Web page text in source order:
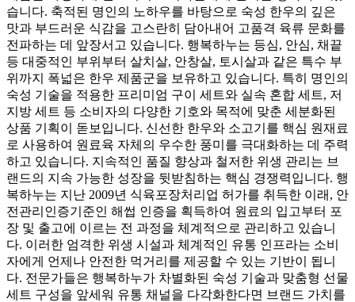
습니다. 축적된 명인의 노하우를 바탕으로 숙성 한우의 깊은
맛과 부드러운 식감을 고스란히 담아내어 고품격 육류 문화를
전파하는 데 앞장서고 있습니다. 행복하누는 등심, 안심, 채끝
등 대중적인 부위부터 살치살, 안창살, 토시살과 같은 특수 부
위까지 폭넓은 한우 제품군을 보유하고 있습니다. 특히 명인의
숙성 기술을 적용한 프리미엄 구이 세트와 실속 혼합 세트, 저
지방 세트 등 소비자의 다양한 기호와 목적에 맞춘 세분화된
상품 기획이 돋보입니다. 신선한 한우와 소고기를 핵심 원재료
로 사용하여 원료육 자체의 우수한 풍미를 극대화하는 데 주력
하고 있습니다. 지속적인 품질 향상과 철저한 위생 관리는 브
랜드의 지속 가능한 성장을 뒷받침하는 핵심 경쟁력입니다. 행
복하누는 지난 2009년 식육포장처리업 허가를 취득한 이래, 안
전관리인증기준인 해썹 인증을 획득하여 원료의 입고부터 포
장 및 출고에 이르는 전 과정을 체계적으로 관리하고 있습니
다. 이러한 엄격한 위생 시설과 체계적인 유통 인프라는 소비
자에게 언제나 안전한 먹거리를 제공할 수 있는 기반이 됩니
다. 전문가들은 행복하누가 차별화된 숙성 기술과 맞춤형 선물
세트 구성을 앞세워 유통 채널을 다각화한다면 브랜드 가치를